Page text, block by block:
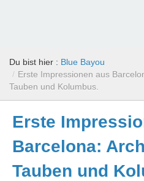
Du bist hier : Blue Bayou
/ Erste Impressionen aus
Tauben und Kolumbus.
Erste
Barcelona:
Tauben und